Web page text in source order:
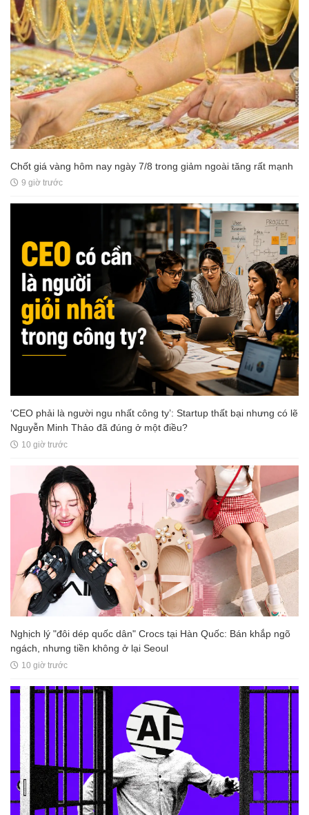
Chốt giá vàng hôm nay ngày 7/8 trong giảm ngoài tăng rất mạnh
9 giờ trước
‘CEO phải là người ngu nhất công ty’: Startup thất bại nhưng có lẽ
Nguyễn Minh Thảo đã đúng ở một điều?
10 giờ trước
Nghịch lý "đôi dép quốc dân" Crocs tại Hàn Quốc: Bán khắp ngõ
ngách, nhưng tiền không ở lại Seoul
10 giờ trước